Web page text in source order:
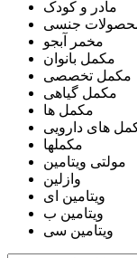
مادر و کودک
جنسی
مخمر آبجو
مکمل بانوان
مکمل تخصصی
مکمل گیاهی
مکمل ها
های دارویی
مکملها
مولتی ویتامین
وازلین
ویتامین ای
ویتامین ب
ویتامین سی